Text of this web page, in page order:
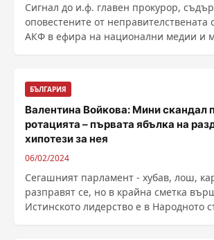
Сигнал до и.ф. главен прокурор,
оповестените от неправителствената
АКФ в ефира на национални медии и
БЪЛГАРИЯ
Валентина Войкова: Мини скандал
ротацията – първата ябълка на
хипотези за нея
06/02/2024
Сегашният парламент - хубав, лош,
разправят се, но в крайна сметка
Истинското лидерство е в Народното